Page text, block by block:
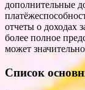
дополнительные
отчеты о доходах
более полное
может
Список